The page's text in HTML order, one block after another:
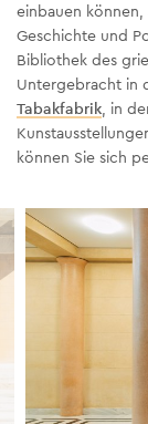
einbauen
Geschichte und
Bibliothek des
Untergebracht in
Tabakfabrik, in
können Sie sich